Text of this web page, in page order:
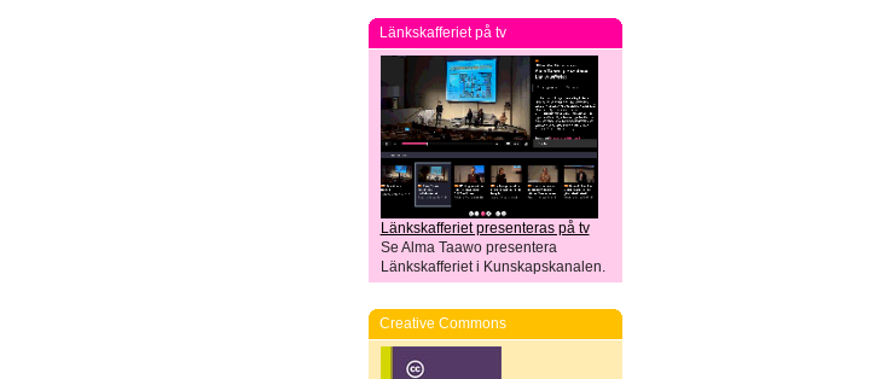
Länkskafferiet på tv
Länkskafferiet presenteras på tv
Se Alma Taawo presentera
Länkskafferiet i Kunskapskanalen.
Creative Commons